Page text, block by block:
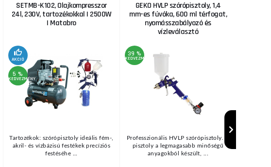
SETMB-K102, Olajkompresszor
24l, 230V, tartozékokkal | 2500W
| Matabro
AKCIÓ
5 %
KEDVEZMÉNY
Tartozékok: szórópisztoly ideális fém-,
akril- és vízbázisú festékek precíziós
festéséhe ...
GEKO HVLP szórópisztoly, 1,4
mm-es fúvóka, 600 ml térfogat,
nyomásszabályozó és
vízleválasztó
39 %
KEDVEZMÉNY
Professzionális HVLP szórópisztoly. A
pisztoly a legmagasabb minőségű
anyagokból készült, ...